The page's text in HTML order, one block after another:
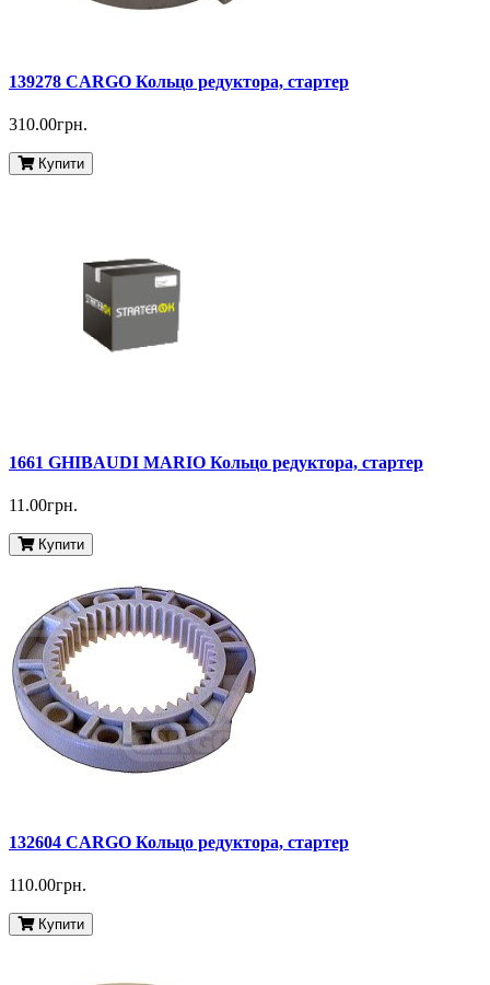
139278 CARGO Кольцо редуктора, стартер
310.00грн.
Купити
1661 GHIBAUDI MARIO Кольцо редуктора, стартер
11.00грн.
Купити
132604 CARGO Кольцо редуктора, стартер
110.00грн.
Купити